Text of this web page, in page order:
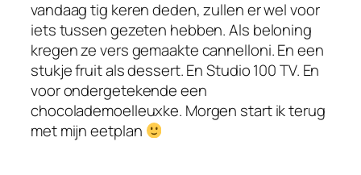
vandaag tig keren deden, zullen er wel voor
iets tussen gezeten hebben. Als beloning
kregen ze vers gemaakte cannelloni. En een
stukje fruit als dessert. En Studio 100 TV. En
voor ondergetekende een
chocolademoelleuxke. Morgen start ik terug
met mijn eetplan